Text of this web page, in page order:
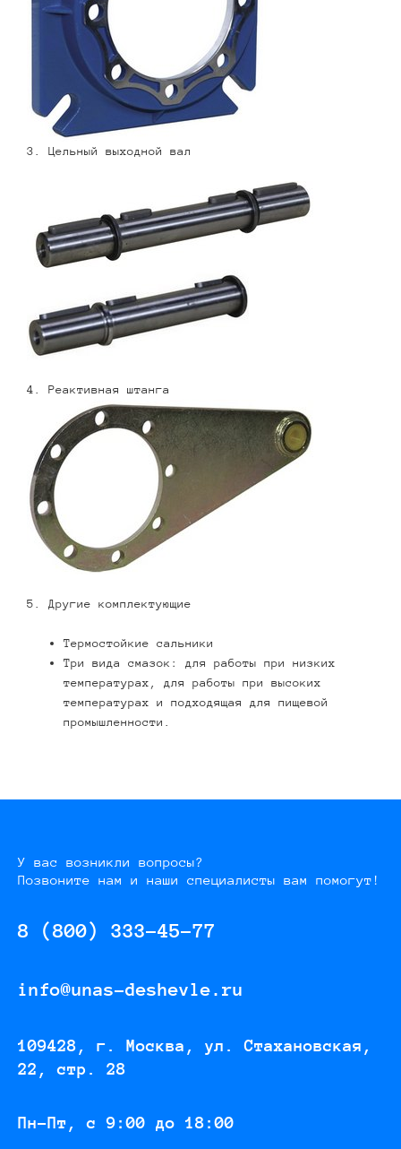
3. Цельный выходной вал
4. Реактивная штанга
5. Другие комплектующие
Термостойкие сальники
Три вида смазок: для работы при низких
температурах, для работы при высоких
температурах и подходящая для пищевой
промышленности.
У вас возникли вопросы?
Позвоните нам и наши специалисты вам помогут!
8 (800) 333-45-77
info@unas-deshevle.ru
109428, г. Москва, ул. Стахановская,
22, стр. 28
Пн-Пт, с 9:00 до 18:00